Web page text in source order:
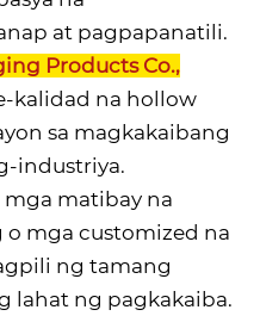
at pagpapanatili.
Products Co.,
kalidad na hollow
sa magkakaibang
industriya.
matibay na
o mga customized na
ng tamang
lahat ng pagkakaiba.